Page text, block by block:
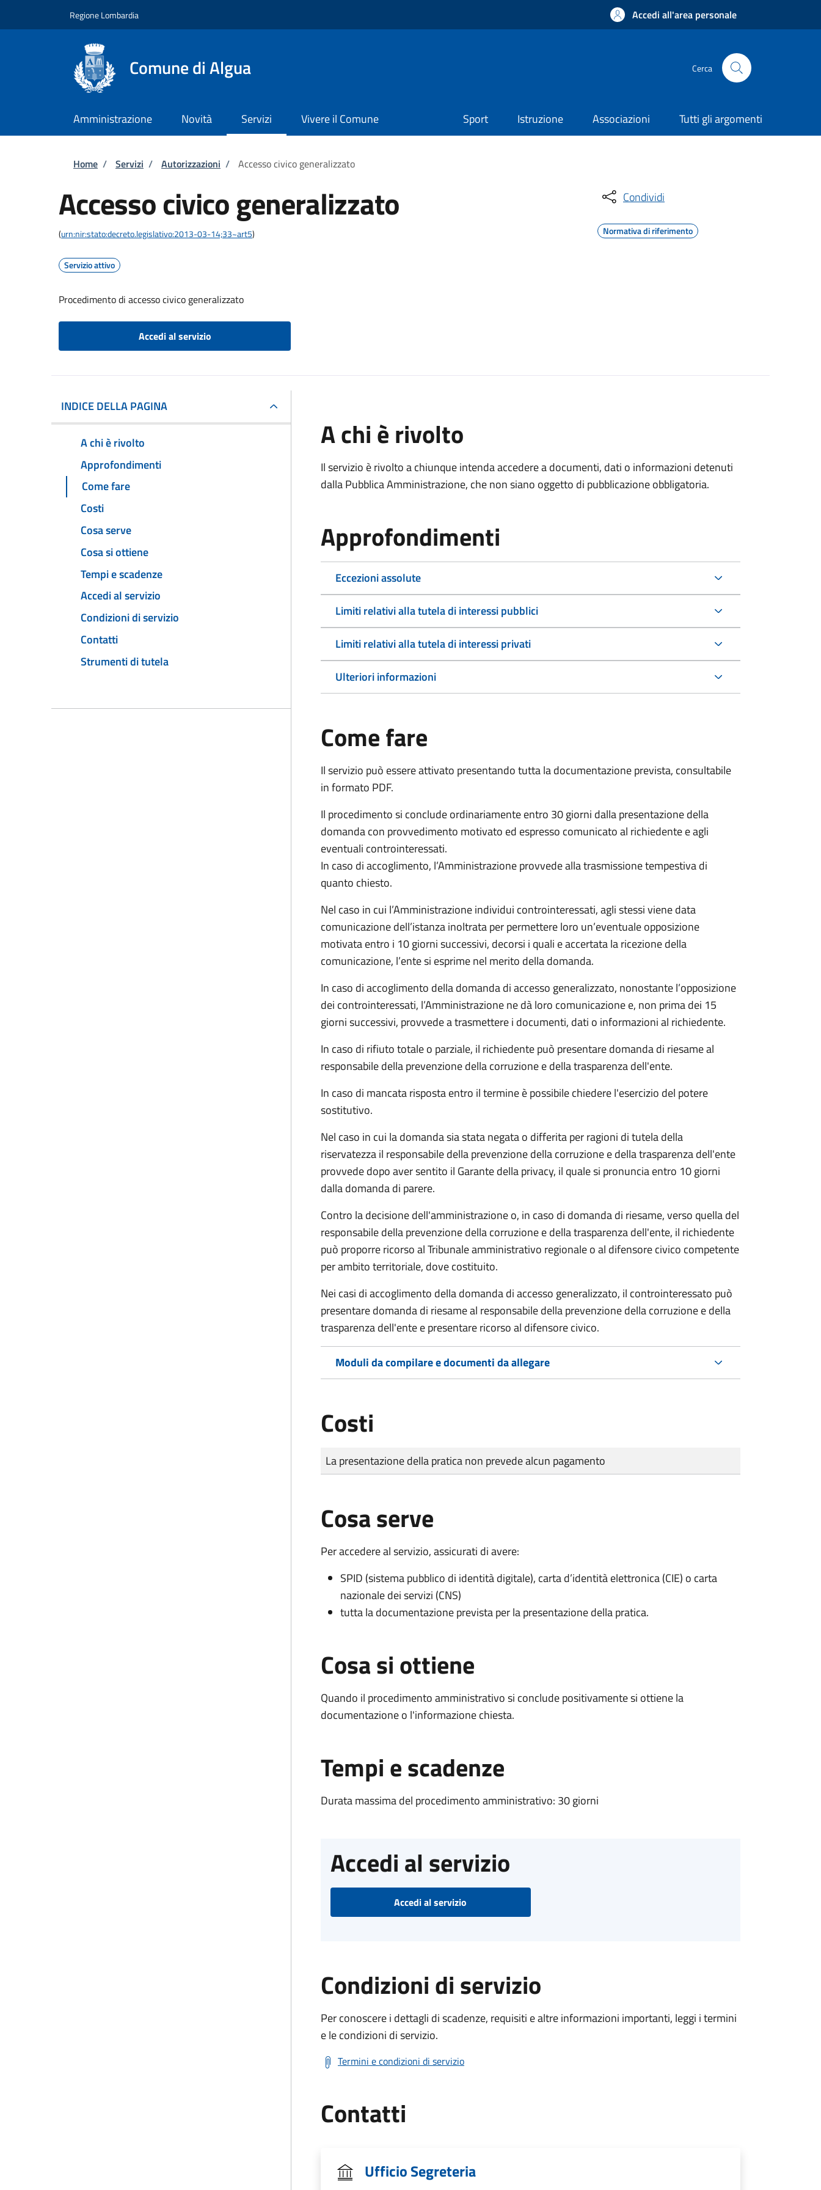
Regione Lombardia Accedi all'area personale
Comune di Algua Cerca
Amministrazione Novità Servizi Vivere il Comune Sport Istruzione Associazioni Tutti gli argomenti
Briciole di pane
Home / Servizi / Autorizzazioni / Accesso civico generalizzato
Accesso civico generalizzato
(urn:nir:stato:decreto.legislativo:2013-03-14;33~art5)
Servizio attivo
Procedimento di accesso civico generalizzato
Accedi al servizio
Condividi
Normativa di riferimento
INDICE DELLA PAGINA
A chi è rivolto
Approfondimenti
Come fare
Costi
Cosa serve
Cosa si ottiene
Tempi e scadenze
Accedi al servizio
Condizioni di servizio
Contatti
Strumenti di tutela
A chi è rivolto
Il servizio è rivolto a chiunque intenda accedere a documenti, dati o informazioni detenuti
dalla Pubblica Amministrazione, che non siano oggetto di pubblicazione obbligatoria.
Approfondimenti
Eccezioni assolute
Limiti relativi alla tutela di interessi pubblici
Limiti relativi alla tutela di interessi privati
Ulteriori informazioni
Come fare
Il servizio può essere attivato presentando tutta la documentazione prevista, consultabile
in formato PDF.
Il procedimento si conclude ordinariamente entro 30 giorni dalla presentazione della
domanda con provvedimento motivato ed espresso comunicato al richiedente e agli
eventuali controinteressati.
In caso di accoglimento, l’Amministrazione provvede alla trasmissione tempestiva di
quanto chiesto.
Nel caso in cui l’Amministrazione individui controinteressati, agli stessi viene data
comunicazione dell’istanza inoltrata per permettere loro un’eventuale opposizione
motivata entro i 10 giorni successivi, decorsi i quali e accertata la ricezione della
comunicazione, l’ente si esprime nel merito della domanda.
In caso di accoglimento della domanda di accesso generalizzato, nonostante l’opposizione
dei controinteressati, l’Amministrazione ne dà loro comunicazione e, non prima dei 15
giorni successivi, provvede a trasmettere i documenti, dati o informazioni al richiedente.
In caso di rifiuto totale o parziale, il richiedente può presentare domanda di riesame al
responsabile della prevenzione della corruzione e della trasparenza dell'ente.
In caso di mancata risposta entro il termine è possibile chiedere l'esercizio del potere
sostitutivo.
Nel caso in cui la domanda sia stata negata o differita per ragioni di tutela della
riservatezza il responsabile della prevenzione della corruzione e della trasparenza dell'ente
provvede dopo aver sentito il Garante della privacy, il quale si pronuncia entro 10 giorni
dalla domanda di parere.
Contro la decisione dell'amministrazione o, in caso di domanda di riesame, verso quella del
responsabile della prevenzione della corruzione e della trasparenza dell'ente, il richiedente
può proporre ricorso al Tribunale amministrativo regionale o al difensore civico competente
per ambito territoriale, dove costituito.
Nei casi di accoglimento della domanda di accesso generalizzato, il controinteressato può
presentare domanda di riesame al responsabile della prevenzione della corruzione e della
trasparenza dell'ente e presentare ricorso al difensore civico.
Moduli da compilare e documenti da allegare
Costi
Tipo di pagamento
Importo
La presentazione della pratica non prevede alcun pagamento
Cosa serve
Per accedere al servizio, assicurati di avere:
SPID (sistema pubblico di identità digitale), carta d’identità elettronica (CIE) o carta
nazionale dei servizi (CNS)
tutta la documentazione prevista per la presentazione della pratica.
Cosa si ottiene
Quando il procedimento amministrativo si conclude positivamente si ottiene la
documentazione o l'informazione chiesta.
Tempi e scadenze
Durata massima del procedimento amministrativo: 30 giorni
Accedi al servizio
Accedi al servizio
Condizioni di servizio
Per conoscere i dettagli di scadenze, requisiti e altre informazioni importanti, leggi i termini
e le condizioni di servizio.
Termini e condizioni di servizio
Contatti
Ufficio Segreteria